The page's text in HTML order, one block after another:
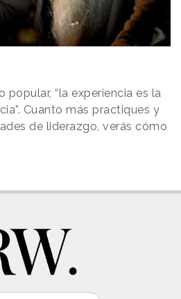
popular, “la experiencia es la
Cuanto más practiques y
de liderazgo, verás cómo